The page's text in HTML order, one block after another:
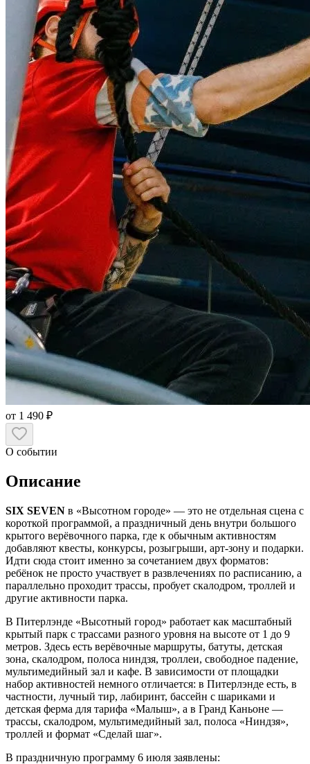
от 1 490 ₽
О событии
Описание
SIX SEVEN в «Высотном городе» — это не отдельная сцена с
короткой программой, а праздничный день внутри большого
крытого верёвочного парка, где к обычным активностям
добавляют квесты, конкурсы, розыгрыши, арт-зону и подарки.
Идти сюда стоит именно за сочетанием двух форматов:
ребёнок не просто участвует в развлечениях по расписанию, а
параллельно проходит трассы, пробует скалодром, троллей и
другие активности парка.
В Питерлэнде «Высотный город» работает как масштабный
крытый парк с трассами разного уровня на высоте от 1 до 9
метров. Здесь есть верёвочные маршруты, батуты, детская
зона, скалодром, полоса ниндзя, троллеи, свободное падение,
мультимедийный зал и кафе. В зависимости от площадки
набор активностей немного отличается: в Питерлэнде есть, в
частности, лучный тир, лабиринт, бассейн с шариками и
детская ферма для тарифа «Малыш», а в Гранд Каньоне —
трассы, скалодром, мультимедийный зал, полоса «Ниндзя»,
троллей и формат «Сделай шаг».
В праздничную программу 6 июля заявлены: